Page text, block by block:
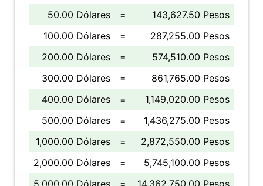
50.00 Dólares
=
143,627.50 Pesos
100.00 Dólares
=
287,255.00 Pesos
200.00 Dólares
=
574,510.00 Pesos
300.00 Dólares
=
861,765.00 Pesos
400.00 Dólares
=
1,149,020.00 Pesos
500.00 Dólares
=
1,436,275.00 Pesos
1,000.00 Dólares
=
2,872,550.00 Pesos
2,000.00 Dólares
=
5,745,100.00 Pesos
5,000.00 Dólares
= 14,362,750.00 Pesos